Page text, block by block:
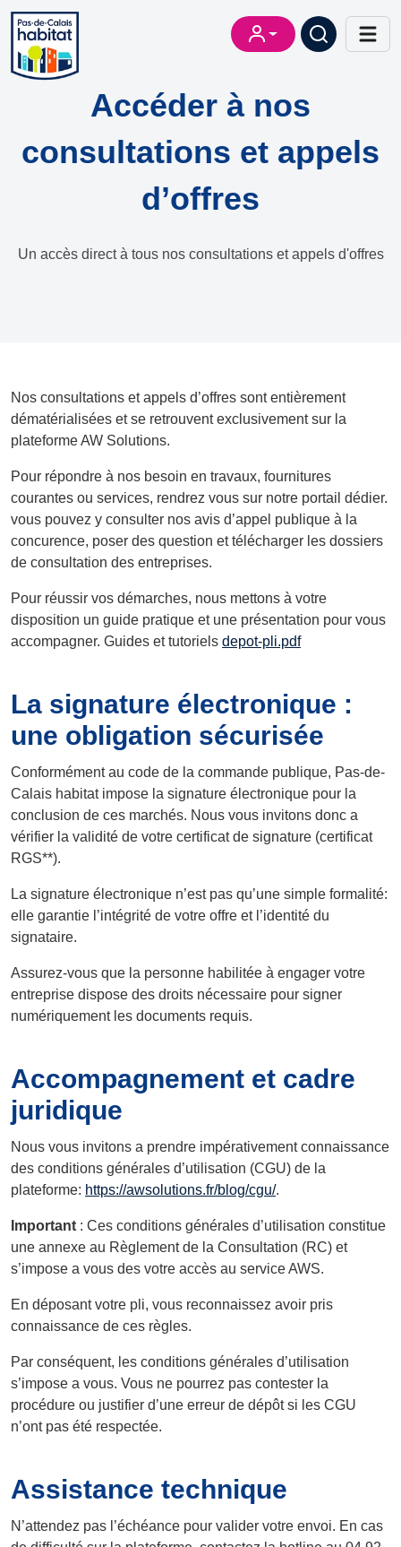
Accéder à nos
consultations et appels
d’offres
Un accès direct à tous nos consultations et appels d'offres
Nos consultations et appels d’offres sont entièrement
dématérialisées et se retrouvent exclusivement sur la
plateforme AW Solutions.
Pour répondre à nos besoin en travaux, fournitures
courantes ou services, rendrez vous sur notre portail dédier.
vous pouvez y consulter nos avis d’appel publique à la
concurence, poser des question et télécharger les dossiers
de consultation des entreprises.
Pour réussir vos démarches, nous mettons à votre
disposition un guide pratique et une présentation pour vous
accompagner. Guides et tutoriels depot-pli.pdf
La signature électronique :
une obligation sécurisée
Conformément au code de la commande publique, Pas-de-
Calais habitat impose la signature électronique pour la
conclusion de ces marchés. Nous vous invitons donc a
vérifier la validité de votre certificat de signature (certificat
RGS**).
La signature électronique n’est pas qu’une simple formalité:
elle garantie l’intégrité de votre offre et l’identité du
signataire.
Assurez-vous que la personne habilitée à engager votre
entreprise dispose des droits nécessaire pour signer
numériquement les documents requis.
Accompagnement et cadre
juridique
Nous vous invitons a prendre impérativement connaissance
des conditions générales d’utilisation (CGU) de la
plateforme: https://awsolutions.fr/blog/cgu/.
Important : Ces conditions générales d’utilisation constitue
une annexe au Règlement de la Consultation (RC) et
s’impose a vous des votre accès au service AWS.
En déposant votre pli, vous reconnaissez avoir pris
connaissance de ces règles.
Par conséquent, les conditions générales d’utilisation
s’impose a vous. Vous ne pourrez pas contester la
procédure ou justifier d’une erreur de dépôt si les CGU
n’ont pas été respectée.
Assistance technique
N’attendez pas l’échéance pour valider votre envoi. En cas